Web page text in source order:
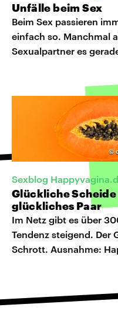
Unfälle beim Sex
Beim Sex passieren
einfach so. Manchmal
Sexualpartner es
©
Sexblog
Glückliche
glückliches Paar
Im Netz gibt es über
Tendenz steigend. Der
Schrott. Ausnahme: